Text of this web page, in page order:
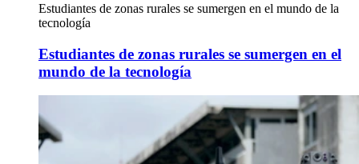
Estudiantes de zonas rurales se sumergen en el mundo de la
tecnología
Estudiantes de zonas rurales se sumergen en el
mundo de la tecnología